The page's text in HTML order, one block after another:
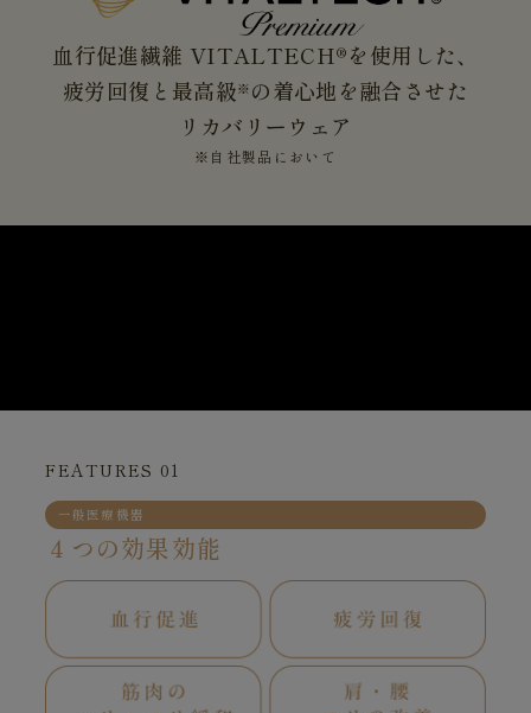
血行促進繊維 VITALTECH®を使用した、
疲労回復と最高級※ の着心地を融合させた
リカバリーウェア
※自社製品において
FEATURES 01
一般医療機器
４つの効果効能